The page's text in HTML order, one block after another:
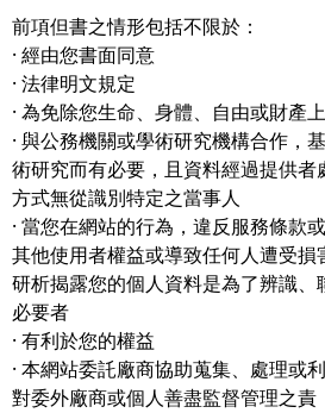
前項但書之情形包括不限於：
· 經由您書面同意
· 法律明文規定
· 為免除您生命、身體、自由或財產
· 與公務機關或學術研究機構合作，
術研究而有必要，且資料經過提供者
方式無從識別特定之當事人
· 當您在網站的行為，違反服務條款
其他使用者權益或導致任何人遭受
研析揭露您的個人資料是為了辨識、
必要者
· 有利於您的權益
· 本網站委託廠商協助蒐集、處理或
對委外廠商或個人善盡監督管理之責